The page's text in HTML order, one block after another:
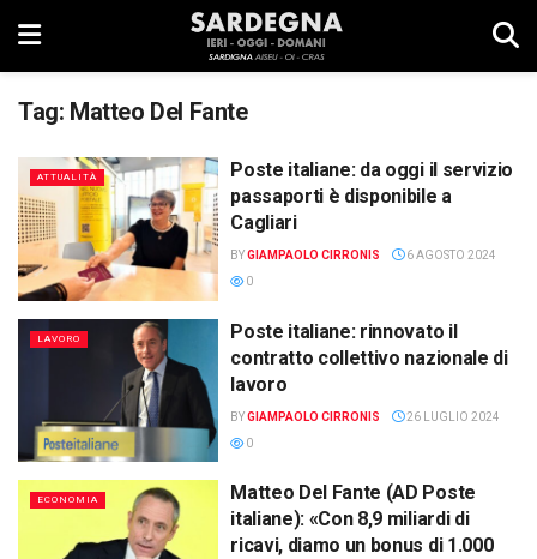
Tag: Matteo Del Fante
ATTUALITÀ
Poste italiane: da oggi il servizio
passaporti è disponibile a
Cagliari
BYGIAMPAOLO CIRRONIS
6 AGOSTO 2024
0
LAVORO
Poste italiane: rinnovato il
contratto collettivo nazionale di
lavoro
BYGIAMPAOLO CIRRONIS
26 LUGLIO 2024
0
ECONOMIA
Matteo Del Fante (AD Poste
italiane): «Con 8,9 miliardi di
ricavi, diamo un bonus di 1.000